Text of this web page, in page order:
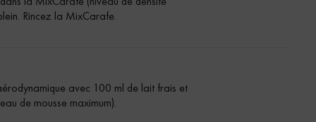
Rincez la MixCarafe.
avec 100 ml de lait frais et
de mousse maximum).